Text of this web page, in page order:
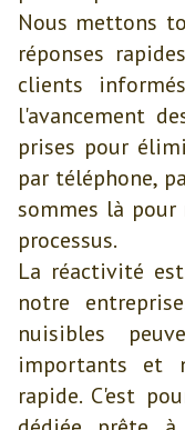
Nous mettons
réponses
clients
l'avancement
prises pour
par téléphone,
sommes là pour
processus.
La réactivité
notre
nuisibles
importants et
rapide. C'est